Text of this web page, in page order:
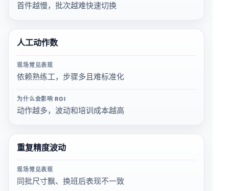
首件越慢，批次越难快速切换
人工动作数
现场常见表现
依赖熟练工，步骤多且难标准化
为什么会影响 ROI
动作越多，波动和培训成本越高
重复精度波动
现场常见表现
同批尺寸飘、换班后表现不一致